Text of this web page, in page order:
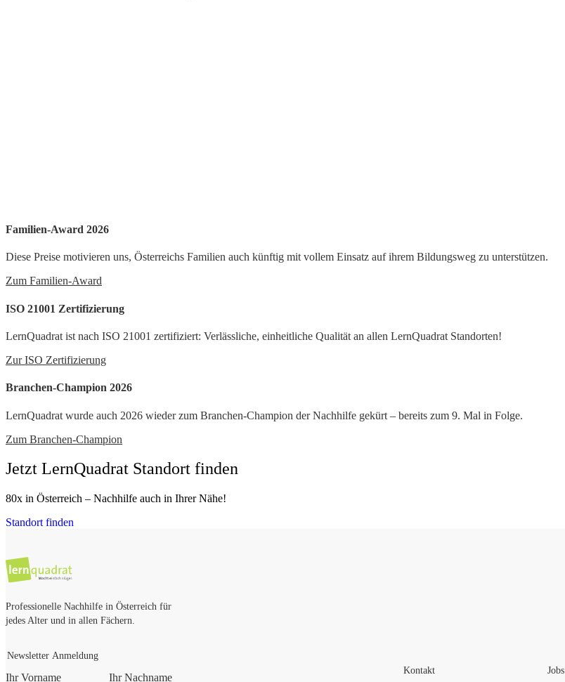
Familien-Award 2026
Diese Preise motivieren uns, Österreichs Familien auch künftig mit vollem Einsatz auf ihrem Bildungsweg zu unterstützen.
Zum Familien-Award
ISO 21001 Zertifizierung
LernQuadrat ist nach ISO 21001 zertifiziert: Verlässliche, einheitliche Qualität an allen LernQuadrat Standorten!
Zur ISO Zertifizierung
Branchen-Champion 2026
LernQuadrat wurde auch 2026 wieder zum Branchen-Champion der Nachhilfe gekürt – bereits zum 9. Mal in Folge.
Zum Branchen-Champion
Jetzt LernQuadrat Standort finden
80x in Österreich – Nachhilfe auch in Ihrer Nähe!
Standort finden
Professionelle Nachhilfe in Österreich für
jedes Alter und in allen Fächern.
Newsletter Anmeldung
Ihr Vorname Ihr Nachname
Kontakt Jobs